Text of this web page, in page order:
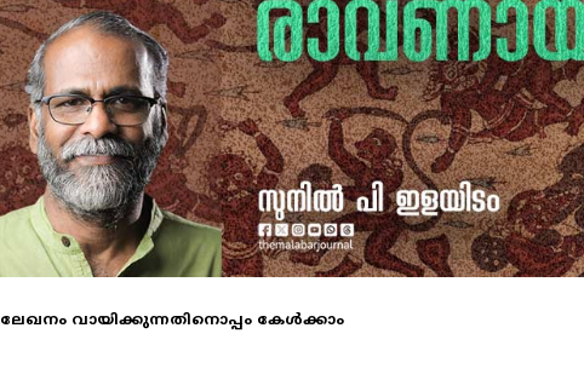
ലേഖനം വായിക്കുന്നതിനൊപ്പം കേള്‍ക്കാം